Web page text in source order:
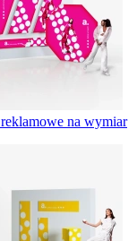
na wymiar